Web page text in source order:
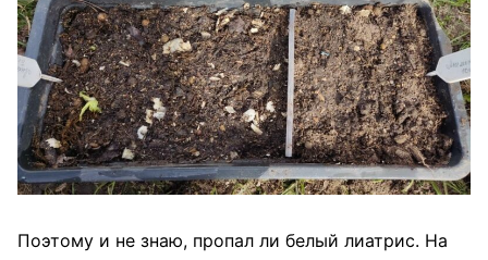
Поэтому и не знаю, пропал ли белый лиатрис. На